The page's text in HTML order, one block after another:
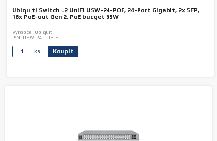
Ubiquiti Switch L2 UniFi USW-24-POE, 24-Port Gigabit, 2x SFP,
16x PoE-out Gen 2, PoE budget 95W
Výrobce: Ubiquiti
P/N: USW-24-POE-EU
ks. Koupit